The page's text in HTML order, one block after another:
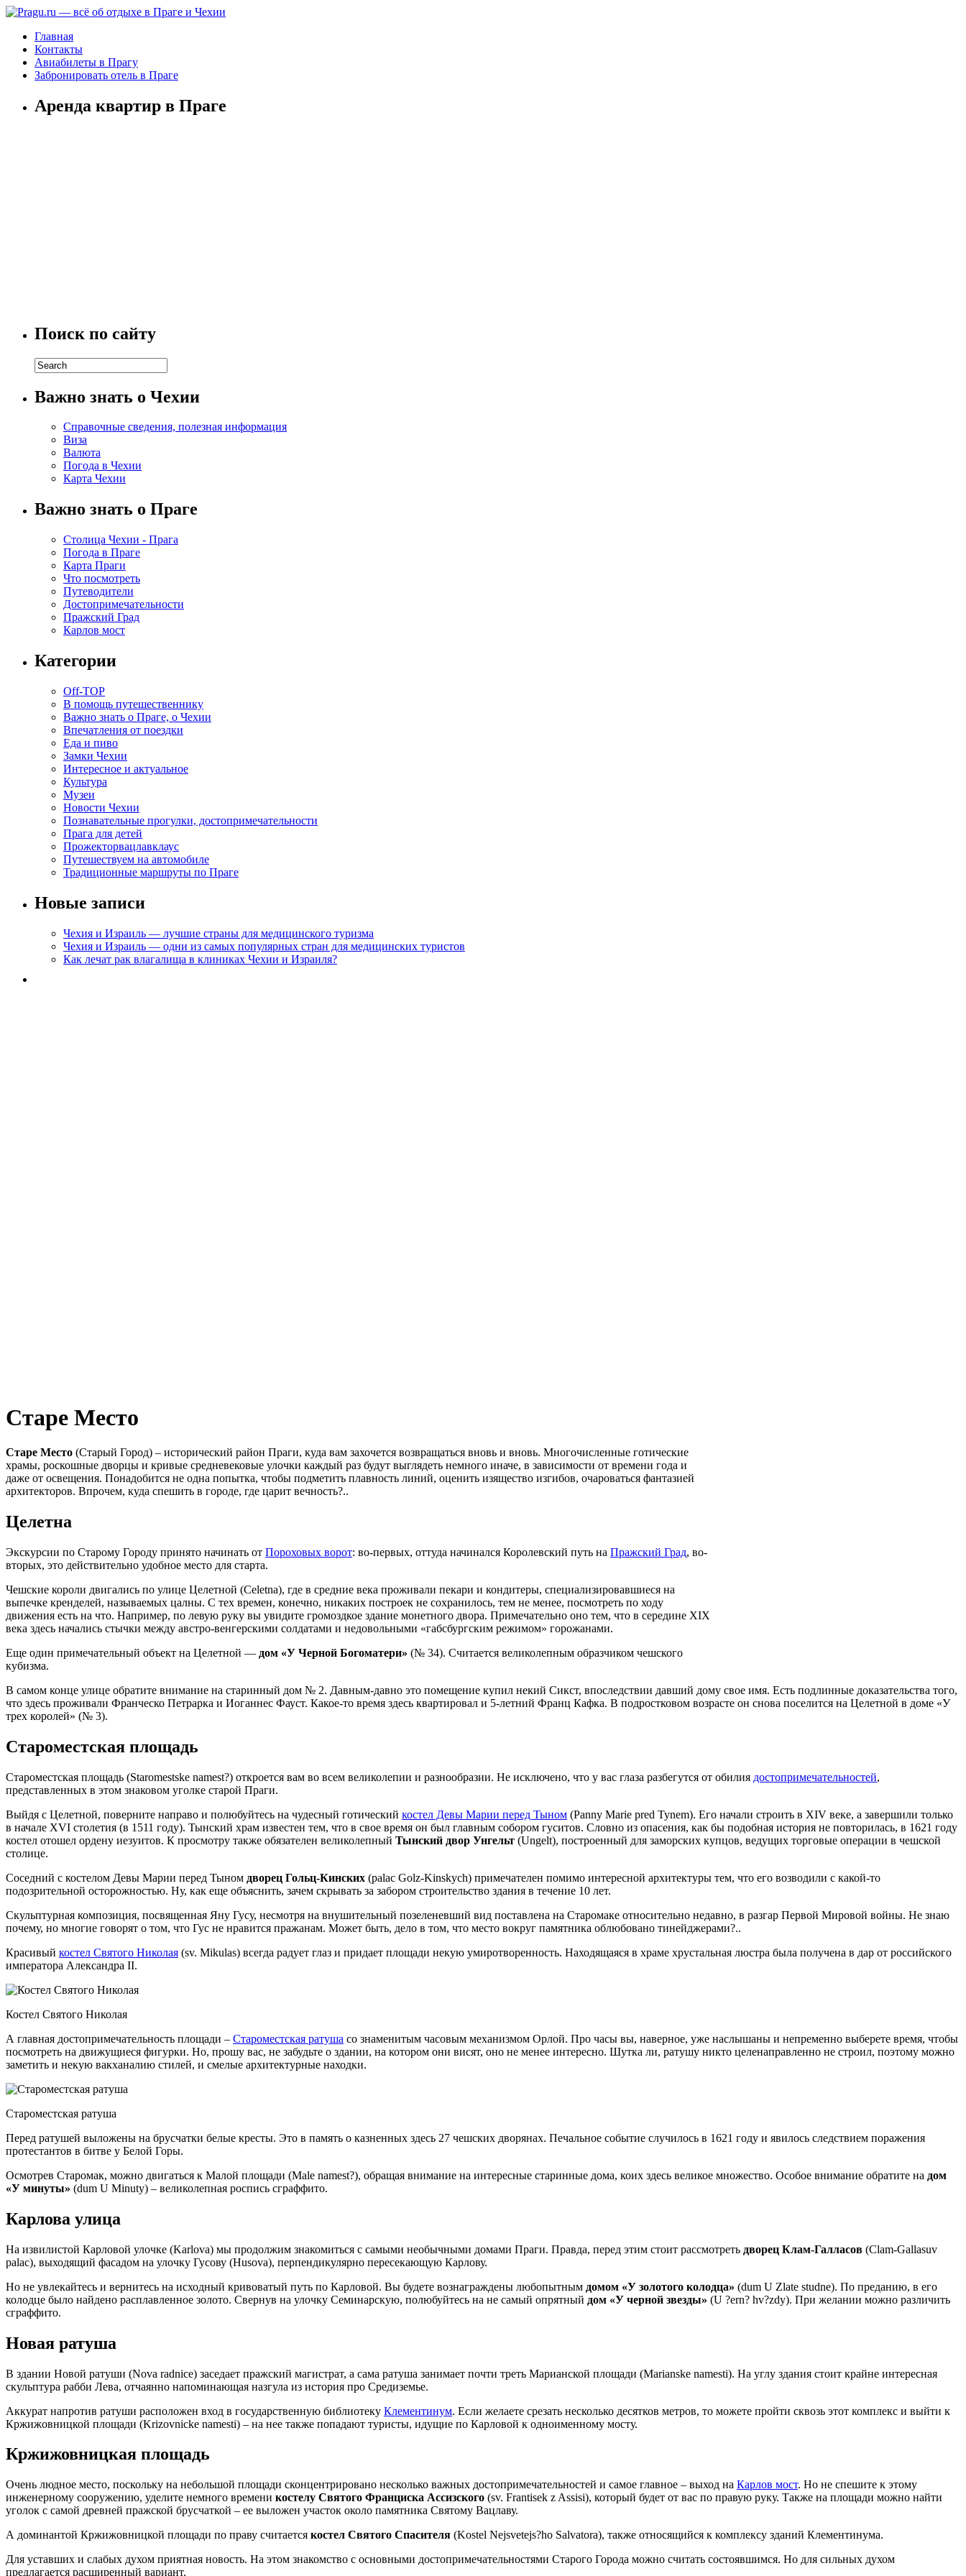
Главная
Контакты
Авиабилеты в Прагу
Забронировать отель в Праге
Аренда квартир в Праге
Поиск по сайту
Важно знать о Чехии
Справочные сведения, полезная информация
Виза
Валюта
Погода в Чехии
Карта Чехии
Важно знать о Праге
Столица Чехии - Прага
Погода в Праге
Карта Праги
Что посмотреть
Путеводители
Достопримечательности
Пражский Град
Карлов мост
Категории
Off-TOP
В помощь путешественнику
Важно знать о Праге, о Чехии
Впечатления от поездки
Еда и пиво
Замки Чехии
Интересное и актуальное
Культура
Музеи
Новости Чехии
Познавательные прогулки, достопримечательности
Прага для детей
Прожекторвацлавклаус
Путешествуем на автомобиле
Традиционные маршруты по Праге
Новые записи
Чехия и Израиль — лучшие страны для медицинского туризма
Чехия и Израиль — одни из самых популярных стран для медицинских туристов
Как лечат рак влагалища в клиниках Чехии и Израиля?
Старе Место
Старе Место (Старый Город) – исторический район Праги, куда вам захочется возвращаться вновь и вновь. Многочисленные готические
храмы, роскошные дворцы и кривые средневековые улочки каждый раз будут выглядеть немного иначе, в зависимости от времени года и
даже от освещения. Понадобится не одна попытка, чтобы подметить плавность линий, оценить изящество изгибов, очароваться фантазией
архитекторов. Впрочем, куда спешить в городе, где царит вечность?..
Целетна
Экскурсии по Старому Городу принято начинать от Пороховых ворот: во-первых, оттуда начинался Королевский путь на Пражский Град, во-
вторых, это действительно удобное место для старта.
Чешские короли двигались по улице Целетной (Celetna), где в средние века проживали пекари и кондитеры, специализировавшиеся на
выпечке кренделей, называемых цалны. С тех времен, конечно, никаких построек не сохранилось, тем не менее, посмотреть по ходу
движения есть на что. Например, по левую руку вы увидите громоздкое здание монетного двора. Примечательно оно тем, что в середине XIX
века здесь начались стычки между австро-венгерскими солдатами и недовольными «габсбургским режимом» горожанами.
Еще один примечательный объект на Целетной — дом «У Черной Богоматери» (№ 34). Считается великолепным образчиком чешского
кубизма.
В самом конце улице обратите внимание на старинный дом № 2. Давным-давно это помещение купил некий Сикст, впоследствии давший дому свое имя. Есть подлинные доказательства того,
что здесь проживали Франческо Петрарка и Иоганнес Фауст. Какое-то время здесь квартировал и 5-летний Франц Кафка. В подростковом возрасте он снова поселится на Целетной в доме «У
трех королей» (№ 3).
Староместская площадь
Староместская площадь (Staromestske namest?) откроется вам во всем великолепии и разнообразии. Не исключено, что у вас глаза разбегутся от обилия достопримечательностей,
представленных в этом знаковом уголке старой Праги.
Выйдя с Целетной, поверните направо и полюбуйтесь на чудесный готический костел Девы Марии перед Тыном (Panny Marie pred Tynem). Его начали строить в XIV веке, а завершили только
в начале XVI столетия (в 1511 году). Тынский храм известен тем, что в свое время он был главным собором гуситов. Словно из опасения, как бы подобная история не повторилась, в 1621 году
костел отошел ордену иезуитов. К просмотру также обязателен великолепный Тынский двор Унгельт (Ungelt), построенный для заморских купцов, ведущих торговые операции в чешской
столице.
Соседний с костелом Девы Марии перед Тыном дворец Гольц-Кинских (palac Golz-Kinskych) примечателен помимо интересной архитектуры тем, что его возводили с какой-то
подозрительной осторожностью. Ну, как еще объяснить, зачем скрывать за забором строительство здания в течение 10 лет.
Скульптурная композиция, посвященная Яну Гусу, несмотря на внушительный позеленевший вид поставлена на Старомаке относительно недавно, в разгар Первой Мировой войны. Не знаю
почему, но многие говорят о том, что Гус не нравится пражанам. Может быть, дело в том, что место вокруг памятника облюбовано тинейджерами?..
Красивый костел Святого Николая (sv. Mikulas) всегда радует глаз и придает площади некую умиротворенность. Находящаяся в храме хрустальная люстра была получена в дар от российского
императора Александра II.
Костел Святого Николая
А главная достопримечательность площади – Староместская ратуша со знаменитым часовым механизмом Орлой. Про часы вы, наверное, уже наслышаны и непременно выберете время, чтобы
посмотреть на движущиеся фигурки. Но, прошу вас, не забудьте о здании, на котором они висят, оно не менее интересно. Шутка ли, ратушу никто целенаправленно не строил, поэтому можно
заметить и некую вакханалию стилей, и смелые архитектурные находки.
Староместская ратуша
Перед ратушей выложены на брусчатки белые кресты. Это в память о казненных здесь 27 чешских дворянах. Печальное событие случилось в 1621 году и явилось следствием поражения
протестантов в битве у Белой Горы.
Осмотрев Старомак, можно двигаться к Малой площади (Male namest?), обращая внимание на интересные старинные дома, коих здесь великое множество. Особое внимание обратите на дом
«У минуты» (dum U Minuty) – великолепная роспись сграффито.
Карлова улица
На извилистой Карловой улочке (Karlova) мы продолжим знакомиться с самыми необычными домами Праги. Правда, перед этим стоит рассмотреть дворец Клам-Галласов (Clam-Gallasuv
palac), выходящий фасадом на улочку Гусову (Husova), перпендикулярно пересекающую Карлову.
Но не увлекайтесь и вернитесь на исходный кривоватый путь по Карловой. Вы будете вознаграждены любопытным домом «У золотого колодца» (dum U Zlate studne). По преданию, в его
колодце было найдено расплавленное золото. Свернув на улочку Семинарскую, полюбуйтесь на не самый опрятный дом «У черной звезды» (U ?ern? hv?zdy). При желании можно различить
сграффито.
Новая ратуша
В здании Новой ратуши (Nova radnice) заседает пражский магистрат, а сама ратуша занимает почти треть Марианской площади (Marianske namesti). На углу здания стоит крайне интересная
скульптура рабби Лева, отчаянно напоминающая назгула из история про Средиземье.
Аккурат напротив ратуши расположен вход в государственную библиотеку Клементинум. Если желаете срезать несколько десятков метров, то можете пройти сквозь этот комплекс и выйти к
Кржижовницкой площади (Krizovnicke namesti) – на нее также попадают туристы, идущие по Карловой к одноименному мосту.
Кржижовницкая площадь
Очень людное место, поскольку на небольшой площади сконцентрировано несколько важных достопримечательностей и самое главное – выход на Карлов мост. Но не спешите к этому
инженерному сооружению, уделите немного времени костелу Святого Франциска Ассизского (sv. Frantisek z Assisi), который будет от вас по правую руку. Также на площади можно найти
уголок с самой древней пражской брусчаткой – ее выложен участок около памятника Святому Вацлаву.
А доминантой Кржижовницкой площади по праву считается костел Святого Спасителя (Kostel Nejsvetejs?ho Salvatora), также относящийся к комплексу зданий Клементинума.
Для уставших и слабых духом приятная новость. На этом знакомство с основными достопримечательностями Старого Города можно считать состоявшимся. Но для сильных духом
предлагается расширенный вариант.